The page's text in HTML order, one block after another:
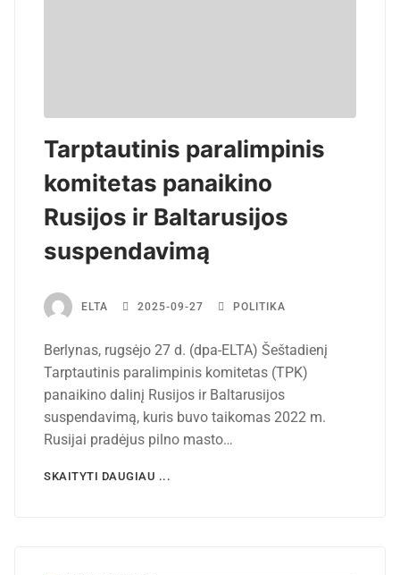
Tarptautinis paralimpinis
komitetas panaikino
Rusijos ir Baltarusijos
suspendavimą
ELTA 2025-09-27 POLITIKA
Berlynas, rugsėjo 27 d. (dpa-ELTA) Šeštadienį
Tarptautinis paralimpinis komitetas (TPK)
panaikino dalinį Rusijos ir Baltarusijos
suspendavimą, kuris buvo taikomas 2022 m.
Rusijai pradėjus pilno masto…
SKAITYTI DAUGIAU ...